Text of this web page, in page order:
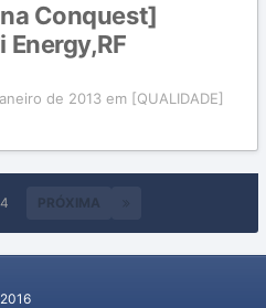
Conquest]
de 2013 em [QUALIDADE]
PRÓXIMA